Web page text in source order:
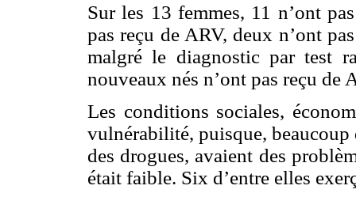
Sur les 13 femmes, 11 n’ont
pas reçu de ARV, deux n’ont
malgré le diagnostic par test
nouveaux nés n’ont pas reçu de
Les conditions sociales,
vulnérabilité, puisque, beaucoup
des drogues, avaient des
était faible. Six d’entre elles